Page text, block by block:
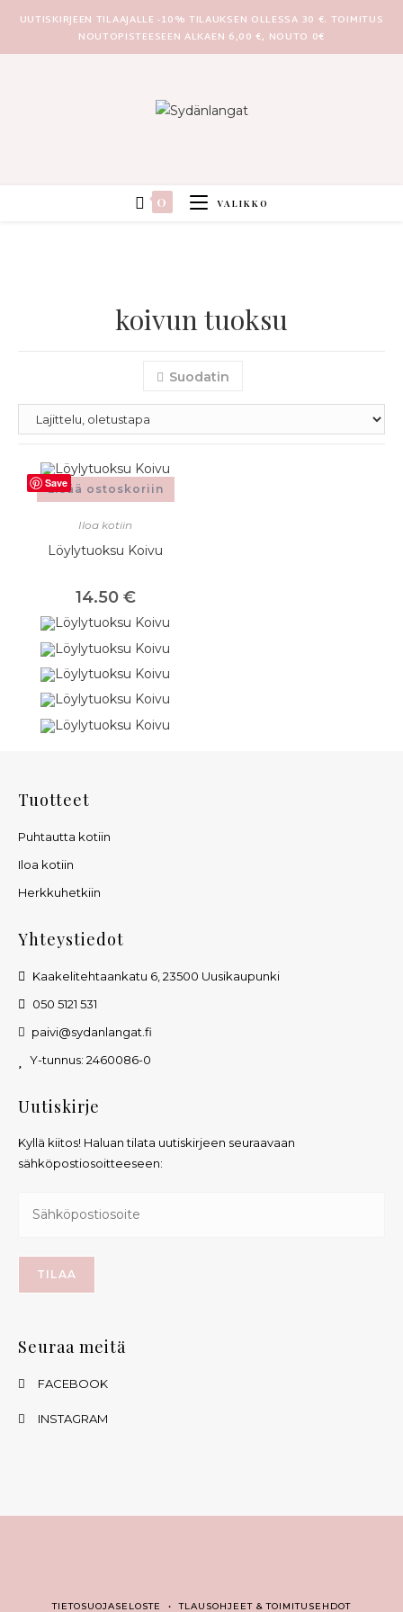
UUTISKIRJEEN TILAAJALLE -10% TILAUKSEN OLLESSA 30 €. TOIMITUS
NOUTOPISTEESEEN ALKAEN 6,00 €, NOUTO 0€
0 VALIKKO
koivun tuoksu
Suodatin
Save
Lisää ostoskoriin
Iloa kotiin
Löylytuoksu Koivu
14.50 €
Tuotteet
Puhtautta kotiin
Iloa kotiin
Herkkuhetkiin
Yhteystiedot
Kaakelitehtaankatu 6, 23500 Uusikaupunki
050 5121 531
paivi@sydanlangat.fi
Y-tunnus: 2460086-0
Uutiskirje
Kyllä kiitos! Haluan tilata uutiskirjeen seuraavaan
sähköpostiosoitteeseen:
Seuraa meitä
FACEBOOK
INSTAGRAM
TIETOSUOJASELOSTE •TLAUSOHJEET & TOIMITUSEHDOT